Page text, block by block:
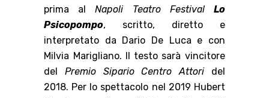
prima alNapoli Teatro Festival
Lo
Psicopompo, scritto, diretto e
interpretato da Dario De Luca e con
Milvia Marigliano. Il testo sarà vincitore
delPremio Sipario Centro Attoridel
2018. Per lo spettacolo nel 2019 Hubert